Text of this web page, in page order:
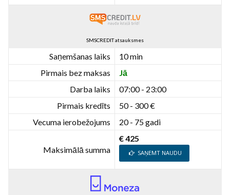
SMSCREDIT atsauksmes
Saņemšanas laiks
10 min
Pirmais bez maksas
Jā
Darba laiks
07:00 - 23:00
Pirmais kredīts
50 - 300 €
Vecuma ierobežojums
20 - 75 gadi
Maksimālā summa
€ 425
SAŅEMT NAUDU